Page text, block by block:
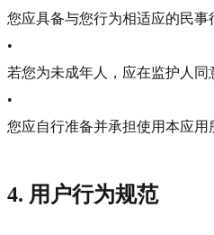
您应具备与您行为相适应的民事
•
若您为未成年人，应在监护人同
•
您应自行准备并承担使用本应
4. 用户行为规范